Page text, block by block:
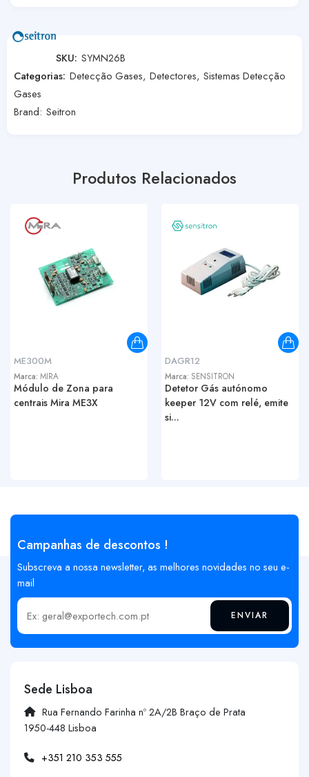
SKU: SYMN26B
Categorias: Detecção Gases, Detectores, Sistemas Detecção
Gases
Brand: Seitron
Produtos Relacionados
ME300M
Marca: MIRA
Módulo de Zona para
centrais Mira ME3X
DAGR12
Marca: SENSITRON
Detetor Gás autónomo
keeper 12V com relé, emite
si...
Campanhas de descontos !
Subscreva a nossa newsletter, as melhores novidades no seu e-
mail
Insira o seu email ENVIAR
Sede Lisboa
Rua Fernando Farinha nº 2A/2B Braço de Prata
1950-448 Lisboa
+351 210 353 555